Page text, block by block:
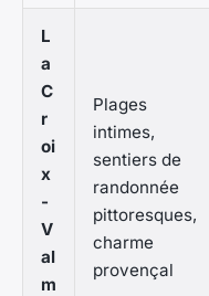
L
a
C
r
oi
x
-
V
al
m
Plages
intimes,
sentiers de
randonnée
pittoresques,
charme
provençal